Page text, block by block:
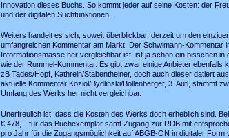
Innovation dieses Buchs. So kommt jeder auf seine Kosten: der
und der digitalen Suchfunktionen.
Weiters handelt es sich, soweit überblickbar, derzeit um den
umfangreichen Kommentar am Markt. Der Schwimann-Kommentar
Informationsmasse her vergleichbar ist, ist ja schon ein bisschen in
wie der Rummel-Kommentar. Es gibt zwar einige Anbieter ebenfalls
zB Tades/Hopf, Kathrein/Stabentheiner, doch auch dieser datiert
aktuelle Kommentar Koziol/Bydlinski/Bollenberger, 3. Aufl, stammt
Umfang des Werks her nicht vergleichbar.
Unerfreulich ist, dass die Kosten des Werks doch erheblich sind.
€ 478,-- für das Buchexemplar samt Zugang zur RDB mit
pro Jahr für die Zugangsmöglichkeit auf ABGB-ON in digitaler Form